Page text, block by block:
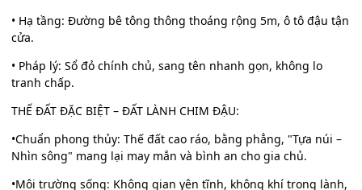
• Hạ tầng: Đường bê tông thông thoáng rộng 5m, ô tô đậu tận
cửa.
• Pháp lý: Sổ đỏ chính chủ, sang tên nhanh gọn, không lo
tranh chấp.
THẾ ĐẤT ĐẶC BIỆT – ĐẤT LÀNH CHIM ĐẬU:
•Chuẩn phong thủy: Thế đất cao ráo, bằng phẳng, "Tựa núi –
Nhìn sông" mang lại may mắn và bình an cho gia chủ.
•Môi trường sống: Không gian yên tĩnh, không khí trong lành,